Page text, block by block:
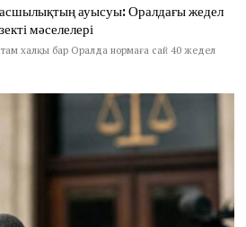
ауысуы: Оралдағы жедел
мәселелері
халқы бар Оралда нормаға сай 40 жедел